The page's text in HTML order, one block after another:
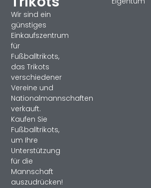
Wir sind ein
günstiges
Einkaufszentrum
für
Fußballtrikots,
das Trikots
verschiedener
Vereine und
Nationalmannschaften
verkauft.
Kaufen Sie
Fußballtrikots,
um Ihre
Unterstützung
für die
Mannschaft
auszudrücken!